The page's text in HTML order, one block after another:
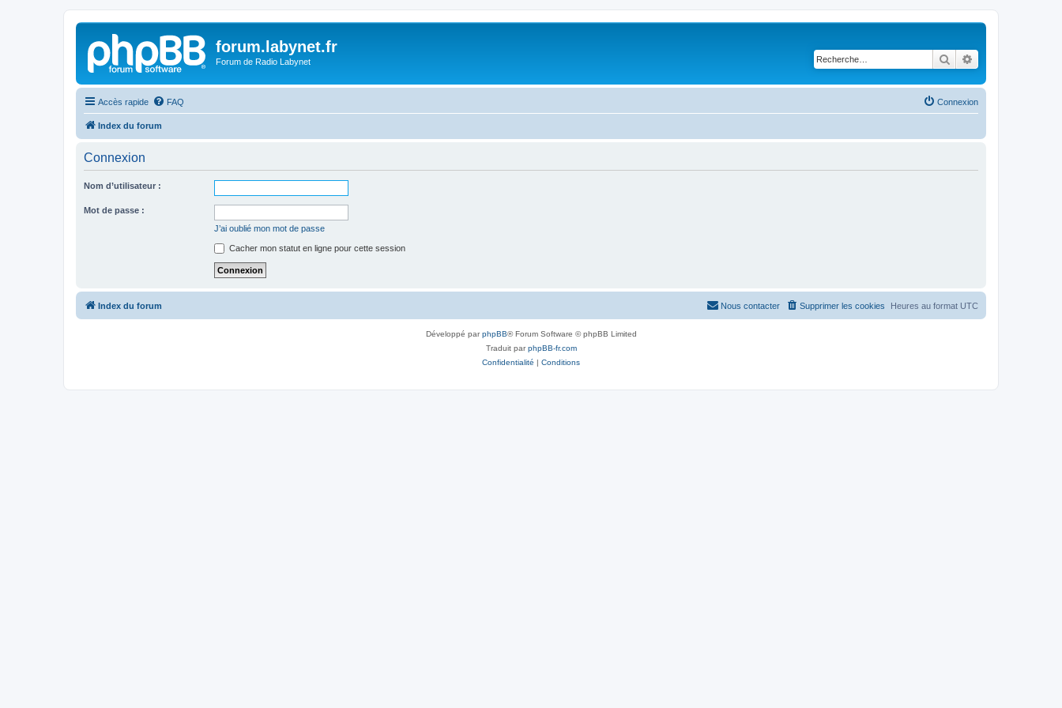
forum.labynet.fr
Forum de Radio Labynet Rechercher
Accès rapide FAQ Connexion
Index du forum
Connexion
Nom d’utilisateur :
Mot de passe :
J’ai oublié mon mot de passe
Cacher mon statut en ligne pour cette session
Index du forum Heures au format UTC
Supprimer les cookies
Nous contacter
Développé parphpBB® Forum Software © phpBB Limited
Traduit parphpBB-fr.com
Confidentialité | Conditions